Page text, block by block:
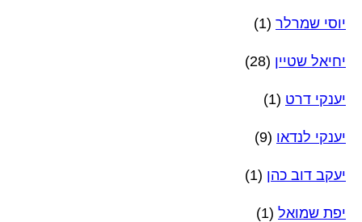
יוסי שמרלר (1)
יחיאל שטיין (28)
יענקי דרט (1)
יענקי לנדאו (9)
יעקב דוב כהן (1)
יפת שמואל (1)